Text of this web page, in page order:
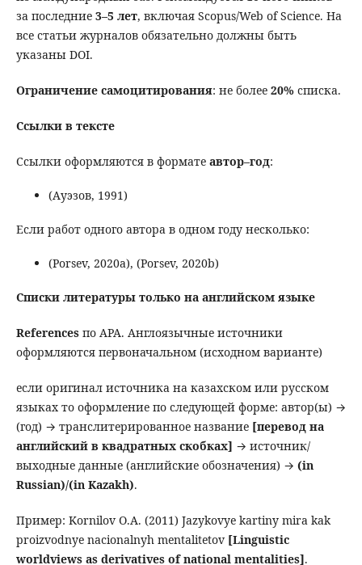
за последние 3–5 лет, включая Scopus/Web of Science. На
все статьи журналов обязательно должны быть
указаны DOI.
Ограничение самоцитирования: не более 20%списка.
Ссылки в тексте
Ссылки оформляются в формате автор–год:
(Ауэзов, 1991)
Если работ одного автора в одном году несколько:
(Porsev, 2020a), (Porsev, 2020b)
Списки литературы только на английском языке
Referencesпо APA. Англоязычные источники
оформляются первоначальном (исходном варианте)
если оригинал источника на казахском или русском
языках то оформление по следующей форме: автор(ы) →
(год) → транслитерированное название [перевод на
английский в квадратных скобках] → источник/
выходные данные (английские обозначения) → (in
Russian)/(in Kazakh).
Пример: Kornilov O.A. (2011) Jazykovye kartiny mira kak
proizvodnye nacionalnyh mentalitetov [Linguistic
worldviews as derivatives of national mentalities].